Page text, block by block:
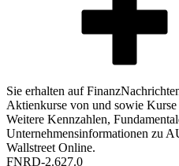
Sie erhalten auf
Aktienkurse von und sowie
Weitere Kennzahlen,
Unternehmensinformationen zu
Wallstreet Online.
FNRD-2.627.0